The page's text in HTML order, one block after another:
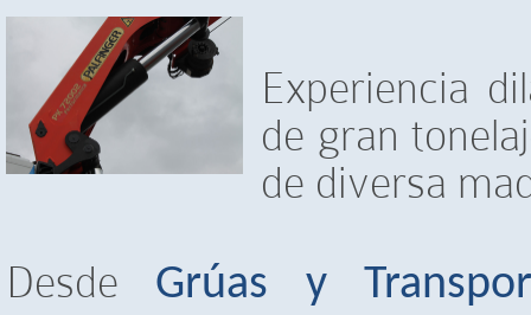
Experiencia
de gran
de diversa
Desde
Grúas y